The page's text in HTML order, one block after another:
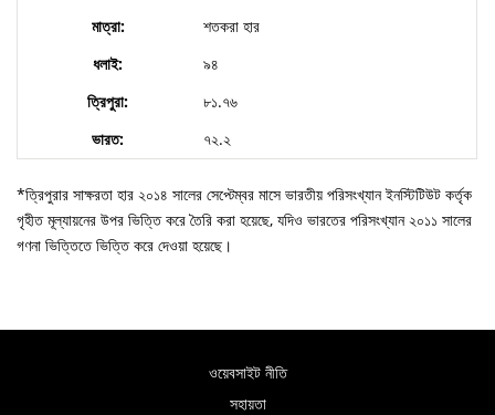
শতকরা হার
৯৪
৮১.৭৬
৭২.২
*ত্রিপুরার সাক্ষরতা হার ২০১৪ সালের সেপ্টেম্বর মাসে ভারতীয় পরিসংখ্যান ইনস্টিটিউট কর্তৃক
গৃহীত মূল্যায়নের উপর ভিত্তি করে তৈরি করা হয়েছে, যদিও ভারতের পরিসংখ্যান ২০১১ সালের
গণনা ভিত্তিতে ভিত্তি করে দেওয়া হয়েছে।
ওয়েবসাইট নীতি
সহায়তা